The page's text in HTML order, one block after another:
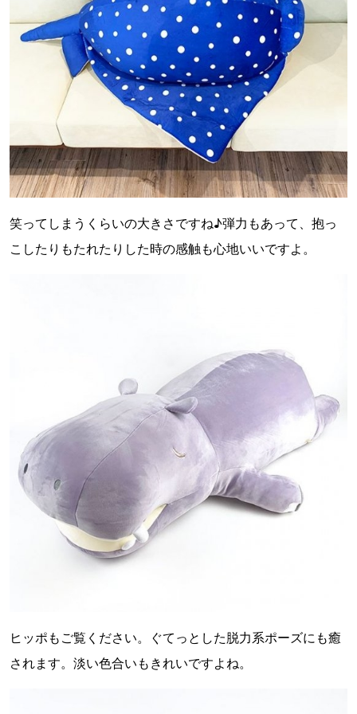
笑ってしまうくらいの大きさですね♪弾力もあって、抱っ
こしたりもたれたりした時の感触も心地いいですよ。
ヒッポもご覧ください。ぐてっとした脱力系ポーズにも癒
されます。淡い色合いもきれいですよね。